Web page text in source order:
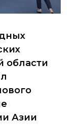
области
Азии